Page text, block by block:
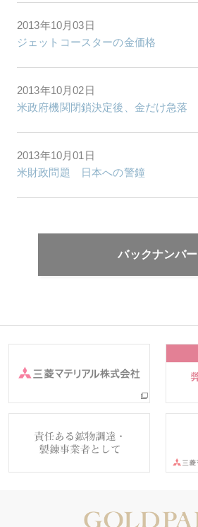
2013年10月03日
ジェットコースターの金価格
2013年10月02日
米政府機関閉鎖決定後、金だけ急落
2013年10月01日
米財政問題 日本への警鐘
バックナンバー